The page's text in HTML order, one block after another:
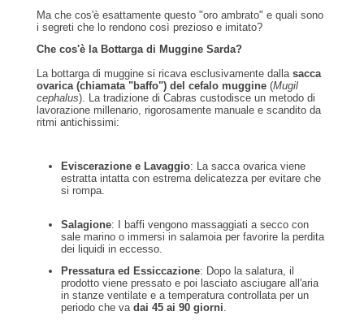
Ma che cos'è esattamente questo "oro ambrato" e quali sono
i segreti che lo rendono così prezioso e imitato?
Che cos'è la Bottarga di Muggine Sarda?
La bottarga di muggine si ricava esclusivamente dalla sacca
ovarica (chiamata "baffo") del cefalo muggine (Mugil
cephalus). La tradizione di Cabras custodisce un metodo di
lavorazione millenario, rigorosamente manuale e scandito da
ritmi antichissimi:
Eviscerazione e Lavaggio: La sacca ovarica viene
estratta intatta con estrema delicatezza per evitare che
si rompa.
Salagione: I baffi vengono massaggiati a secco con
sale marino o immersi in salamoia per favorire la perdita
dei liquidi in eccesso.
Pressatura ed Essiccazione: Dopo la salatura, il
prodotto viene pressato e poi lasciato asciugare all'aria
in stanze ventilate e a temperatura controllata per un
periodo che va dai 45 ai 90 giorni